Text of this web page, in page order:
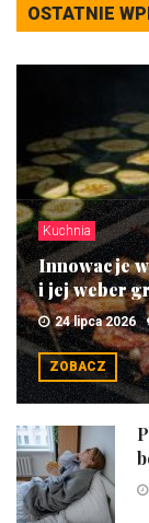
OSTATNIE
Kuchnia
Innowacje
i jej weber
24 lipca 2026
ZOBACZ